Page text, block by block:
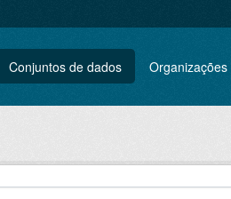
Conjuntos de dados Organizações